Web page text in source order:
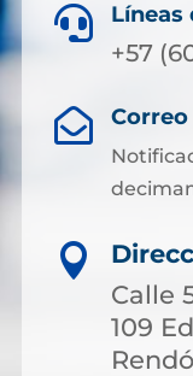
 Líneas
+57


Calle
109